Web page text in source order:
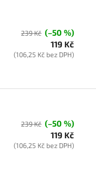
239 Kč (–50 %)
119 Kč
(106,25 Kč bez DPH)
239 Kč (–50 %)
119 Kč
(106,25 Kč bez DPH)